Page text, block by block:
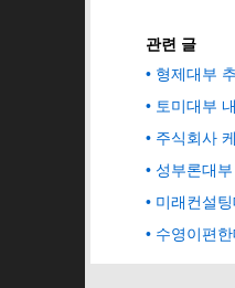
관련 글
형제대부
토미대부
주식회사
성부론대
미래컨설
수영이편한